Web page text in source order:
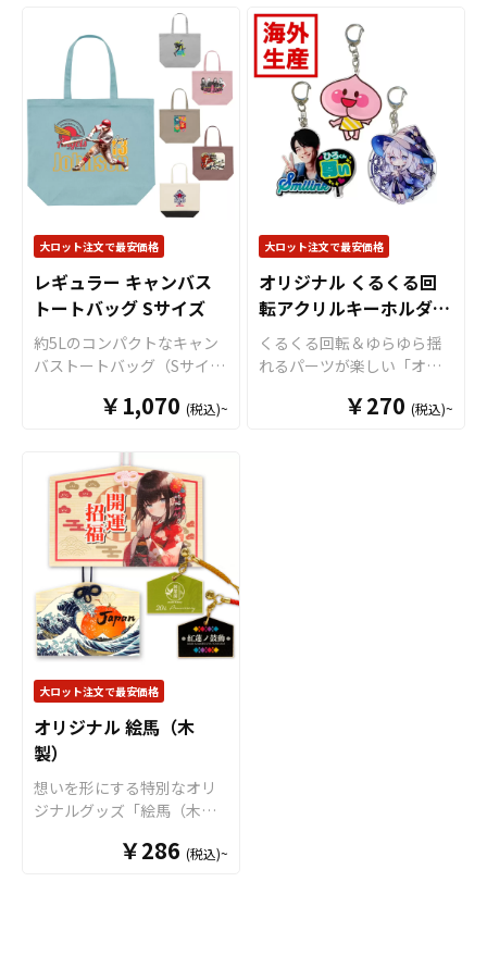
マホケースはマグネットベ
ルトを採用していますの
で、開閉が容易でありなが
らも、不用意にケースが開
いてしまうこともありませ
ん 。縫製やコバ塗りも丁寧
に施された、 非常にクオリ
ティの高いアイテム です。
手帳型スマホケースの販売
おりますので、お客様には
デザインを入稿していただ
くだけで商品として制作・
販売していただくことがで
きます。 ケイオーの手帳型
スマホケースはアニメ、エ
ンタメ、スポーツ、官公
庁、同人グッズなど様々な
業界に人気です。 国内生産
で短納期・小ロットでの対
応も可能ですのでご不明点
がありましたらお気軽にご
相談ください。
レットなど横長の荷物をス
マートに収納できます。綿
100％素材の使い勝手の良い
シンプルな造りで、複雑な
形状や色数の多いデザイン
でも印刷単価が従来方式に
比べて比較的リーズナブル
となっていることも特徴で
す。企業やショップのノベ
ルティ、フェスやイベン
ト、アニメグッズ等の販促
品等様々なシーンでご利用
いただける人気のアイテム
です。OEMなどの販売に必
要な資材も取り揃えており
ますので、お客様にはデザ
インをご入稿いただくだけ
でオリジナル商品として販
売していただくことができ
メ、エンタメ、スポーツ、
官公庁、またコミケなどの
同人グッズ販売など様々な
業界に人気です。 国内生産
で短納期、小ロットからの
製作も承っておりますの
で、、個人のお客様から企
業・業者のかた問わずお気
軽にご相談ください。
が多い日でも安心して使え
るタフな仕上がり。マチ付
きで収納力も高く、日常使
いから通学・通勤、アウト
ドアシーンまで幅広く活躍
します。 持ち手は手持ちし
やすい長さで設計されてお
り、使い勝手の良さも魅
力。ボディの切り替えカラ
ンプルながらも個性を演出
できるデザインです。 プリ
ントや刺繍にも適してお
り、オリジナルバッグのベ
ースとしてもおすすめ。シ
ョップグッズやノベルテ
ィ、イベント用アイテムな
ど、さまざまな用途に対応
可能です。丈夫さとデザイ
大ロット注文で最安価格
レギュラー キャンバス
トートバッグ Sサイズ
約5Lのコンパクトなキャン
バストートバッグ（Sサイ
お出かけに最適なスリムサ
散歩など軽やかに使えるの
が魅力です。綿100％素材な
らではのナチュラルな風合
いを活かし、複雑な形状や
色数の多いデザインでも印
刷単価が従来方式に比べて
比較的リーズナブルとなっ
ていることも特徴です。企
業やショップのノベルテ
ィ、フェスやイベント、ア
ニメグッズ等の販促品等
様々なシーンでご利用いた
だける人気のアイテムで
す。OEMなどの販売に必要
な資材も取り揃えておりま
すので、お客様にはデザイ
ンをご入稿いただくだけで
オリジナル商品として販売
していただくことができま
￥1,070 (税込)~
大ロット注文で最安価格
オリジナル くるくる回
転アクリルキーホルダー
(海外生産)
くるくる回転＆ゆらゆら揺
れるパーツが楽しい「オリ
ルキーホルダー」を、お客
￥270 (税込)~
大ロット注文で最安価格
オリジナル 絵馬（木
製）
想いを形にする特別なオリ
ジナルグッズ「絵馬（木
リジナルデザインで制作い
￥286 (税込)~